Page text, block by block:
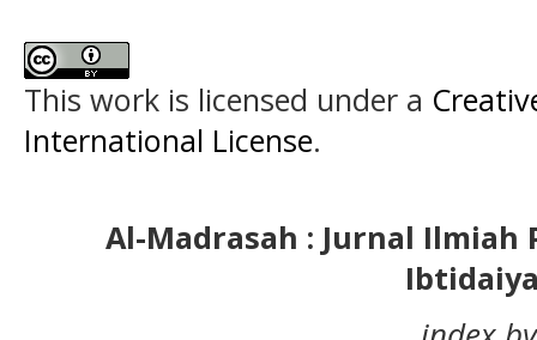
This work is licensed under a
International License.
Al-Madrasah : Jurnal Ilmiah